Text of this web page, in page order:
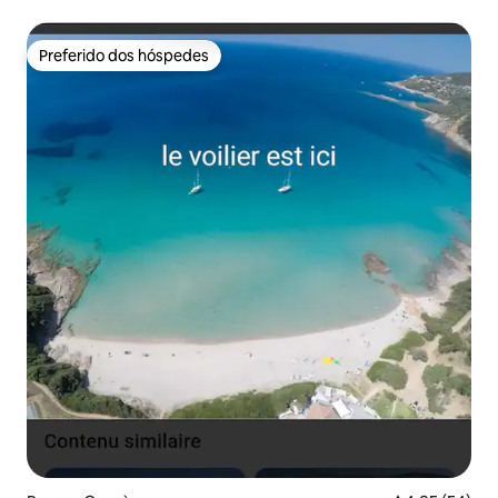
Preferido dos hóspedes
Preferido dos hóspedes